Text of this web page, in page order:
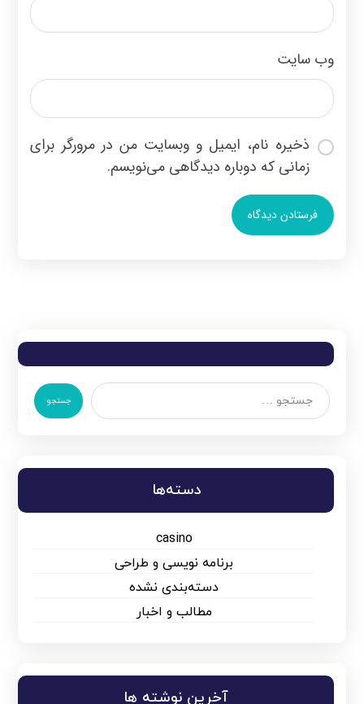
وب‌ سایت
ذخیره نام، ایمیل و وبسایت من در مرورگر برای
زمانی که دوباره دیدگاهی می‌نویسم.
دسته‌ها
casino
برنامه نویسی و طراحی
دسته‌بندی نشده
مطالب و اخبار
آخرین نوشته ها